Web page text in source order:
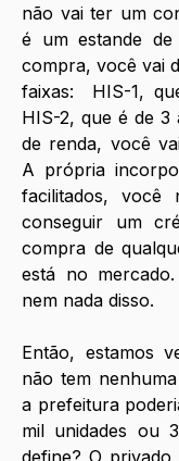
não vai ter um
é um estande
compra, você vai
faixas:  HIS-1,
HIS-2, que é de 3
de renda, você
A própria
facilitados,
conseguir um
compra de
está no
nem nada disso.
Então, estamos
não tem
a prefeitura
mil unidades ou
define? O